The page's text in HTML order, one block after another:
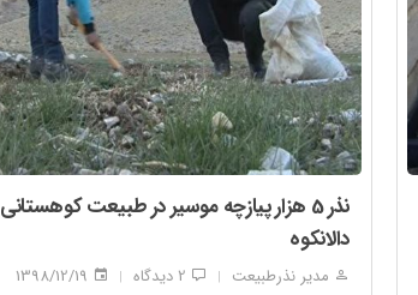
نذر 5 هزار پیازچه موسیر در طبیعت کوهستانی
دالانکوه
مدیر نذرطبیعت |
|